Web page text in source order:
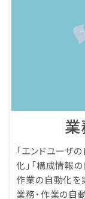
業
「エンドユーザ
化」「構成情報
作業の自動化を
業務・作業の自